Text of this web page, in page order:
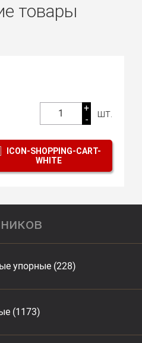
упорные (228)
(1173)
товары
1
+
-
шт.